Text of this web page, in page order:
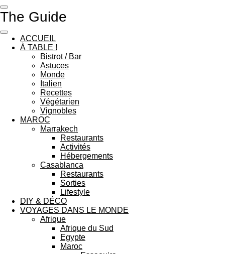
Passer
au
principal
The Guide
ACCUEIL
À TABLE !
Bistrot / Bar
Astuces
Monde
Italien
Recettes
Végétarien
Vignobles
MAROC
Marrakech
Restaurants
Activités
Hébergements
Casablanca
Restaurants
Sorties
Lifestyle
DIY & DÉCO
VOYAGES DANS LE MONDE
Afrique
Afrique du Sud
Egypte
Maroc